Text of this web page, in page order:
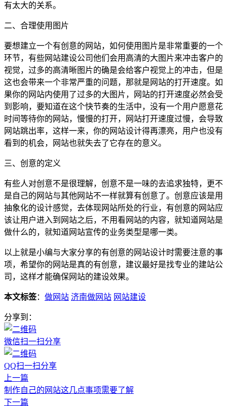
有太大的关系。
二、合理使用图片
要想建立一个有创意的网站，如何使用图片是非常重要的一个
环节，有些网站建设公司他们会用高清的大图片来冲击客户的
视觉，过多的高清晰图片的确是会给客户视觉上的冲击，但是
这也会带来一个非常严重的问题，那就是网站的打开速度。如
果你的网站内使用了过多的大图片，网站的打开速度必然会受
到影响，要知道在这个快节奏的生活中，没有一个用户愿意花
时间等待你的网站，慢慢的打开，网站打开速度过慢，会导致
网站跳出率，这样一来，你的网站设计得再漂亮，用户也没有
看到的机会，网站也就失去了它存在的意义。
三、创意的定义
有些人对创意不是很理解，创意不是一味的去追求独特，更不
是自己的网站与其他网站不一样就算有创意了。创意应该是用
抽象化的设计感觉，去体现网站所处的行业，有创意的网站应
该让用户进入到网站之后，不用看网站的内容，就知道网站是
做什么的，就知道网站宣传的业务类型是哪一类。
以上就是小编与大家分享的有创意的网站设计时需要注意的事
项，希望你的网站是真的有创意，建议最好是找专业的建站公
司，这样才能确保网站的建设效果。
本文标签： 做网站 济南做网站 网站建设
分享到：
微信扫一扫分享
QQ扫一扫分享
上一篇
制作自己的网站这几点事项需要了解
下一篇